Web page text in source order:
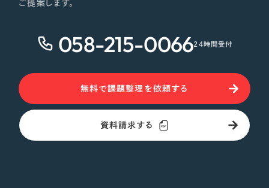
ご提案します。
058-215-006624時間受付
無料で課題整理を依頼する
資料請求する